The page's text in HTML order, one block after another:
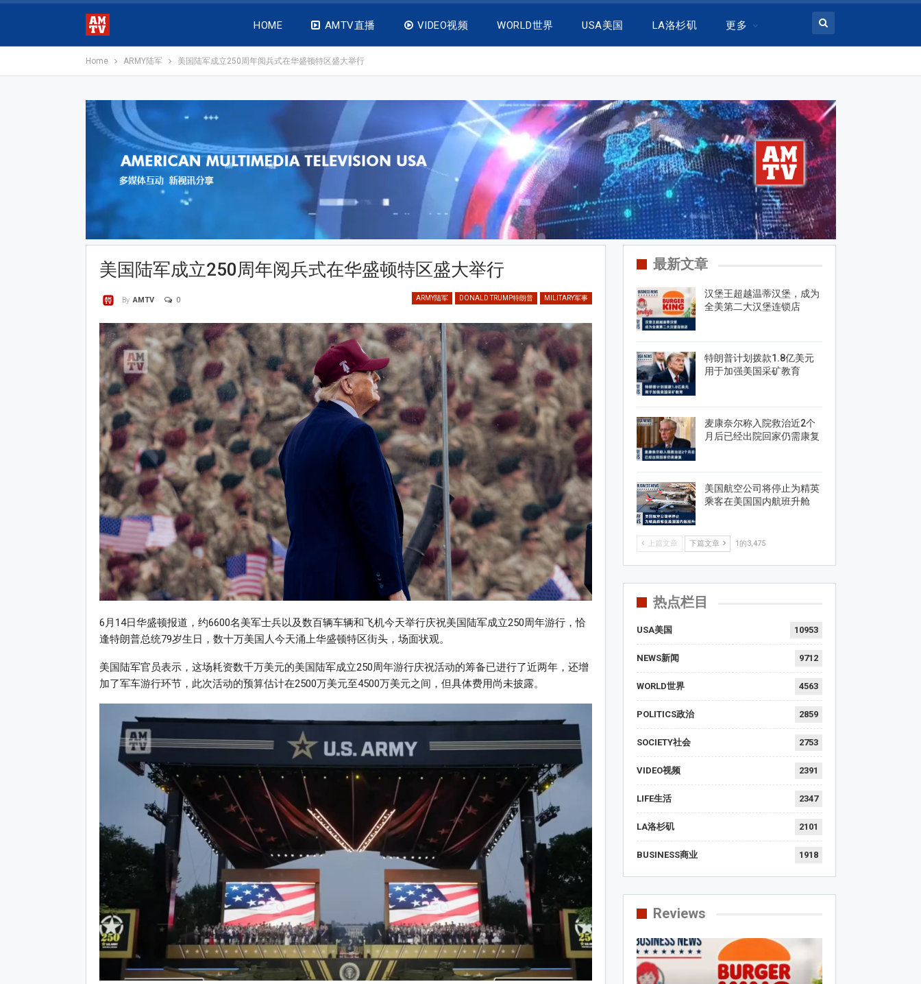
HOME AMTV直播 VIDEO视频 WORLD世界 USA美国 LA洛杉矶 更多
Home ARMY陆军 美国陆军成立250周年阅兵式在华盛顿特区盛大举行
美国陆军成立250周年阅兵式在华盛顿特区盛大举行
ARMY陆军 DONALD TRUMP特朗普 MILITARY军事
By AMTV 0
6月14日华盛顿报道，约6600名美军士兵以及数百辆车辆和飞机今天举行庆祝美国陆军成立250周年游行，恰
逢特朗普总统79岁生日，数十万美国人今天涌上华盛顿特区街头，场面状观。
美国陆军官员表示，这场耗资数千万美元的美国陆军成立250周年游行庆祝活动的筹备已进行了近两年，还增
加了军车游行环节，此次活动的预算估计在2500万美元至4500万美元之间，但具体费用尚未披露。
最新文章
汉堡王超越温蒂汉堡，成为
全美第二大汉堡连锁店
特朗普计划拨款1.8亿美元
用于加强美国采矿教育
麦康奈尔称入院救治近2个
月后已经出院回家仍需康复
美国航空公司将停止为精英
乘客在美国国内航班升舱
上篇文章 下篇文章 1的3,475
热点栏目
USA美国 10953
NEWS新闻 9712
WORLD世界 4563
POLITICS政治 2859
SOCIETY社会 2753
VIDEO视频 2391
LIFE生活 2347
LA洛杉矶 2101
BUSINESS商业 1918
Reviews